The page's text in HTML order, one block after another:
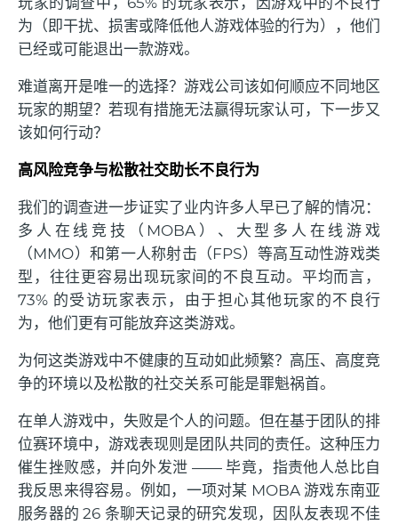
为（即干扰、损害或降低他人游戏体验的行为），他们
已经或可能退出一款游戏。
难道离开是唯一的选择？游戏公司该如何顺应不同地区
玩家的期望？若现有措施无法赢得玩家认可，下一步又
该如何行动？
高风险竞争与松散社交助长不良行为
我们的调查进一步证实了业内许多人早已了解的情况：
多人在线竞技（MOBA）、大型多人在线游戏
（MMO）和第一人称射击（FPS）等高互动性游戏类
型，往往更容易出现玩家间的不良互动。平均而言，
73% 的受访玩家表示，由于担心其他玩家的不良行
为，他们更有可能放弃这类游戏。
为何这类游戏中不健康的互动如此频繁？高压、高度竞
争的环境以及松散的社交关系可能是罪魁祸首。
在单人游戏中，失败是个人的问题。但在基于团队的排
位赛环境中，游戏表现则是团队共同的责任。这种压力
催生挫败感，并向外发泄 —— 毕竟，指责他人总比自
我反思来得容易。例如，一项对某 MOBA 游戏东南亚
服务器的 26 条聊天记录的研究发现，因队友表现不佳